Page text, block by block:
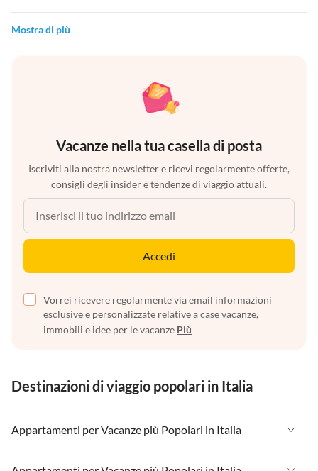
Mostra di più
Vacanze nella tua casella di posta
Iscriviti alla nostra newsletter e ricevi regolarmente offerte,
consigli degli insider e tendenze di viaggio attuali.
Accedi
Vorrei ricevere regolarmente via email informazioni
esclusive e personalizzate relative a case vacanze,
immobili e idee per le vacanze Più
Destinazioni di viaggio popolari in Italia
Appartamenti per Vacanze più Popolari in Italia
Appartamenti per Vacanze in Italia